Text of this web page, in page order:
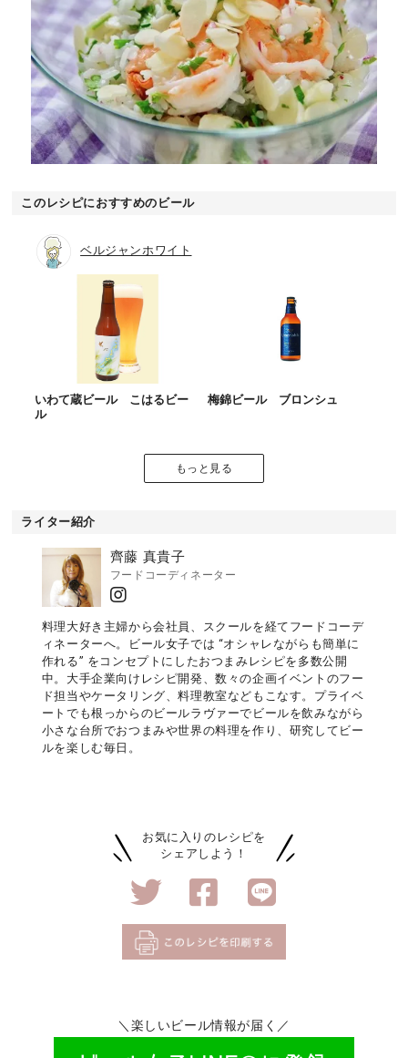
このレシピにおすすめのビール
ベルジャンホワイト
いわて蔵ビール こはるビー
ル
梅錦ビール ブロンシュ
もっと見る
ライター紹介
齊藤 真貴子
フードコーディネーター
料理大好き主婦から会社員、スクールを経てフードコーデ
ィネーターへ。ビール女子では “オシャレながらも簡単に
作れる” をコンセプトにしたおつまみレシピを多数公開
中。大手企業向けレシピ開発、数々の企画イベントのフー
ド担当やケータリング、料理教室などもこなす。プライベ
ートでも根っからのビールラヴァーでビールを飲みながら
小さな台所でおつまみや世界の料理を作り、研究してビー
ルを楽しむ毎日。
お気に入りのレシピを
シェアしよう！
＼楽しいビール情報が届く／